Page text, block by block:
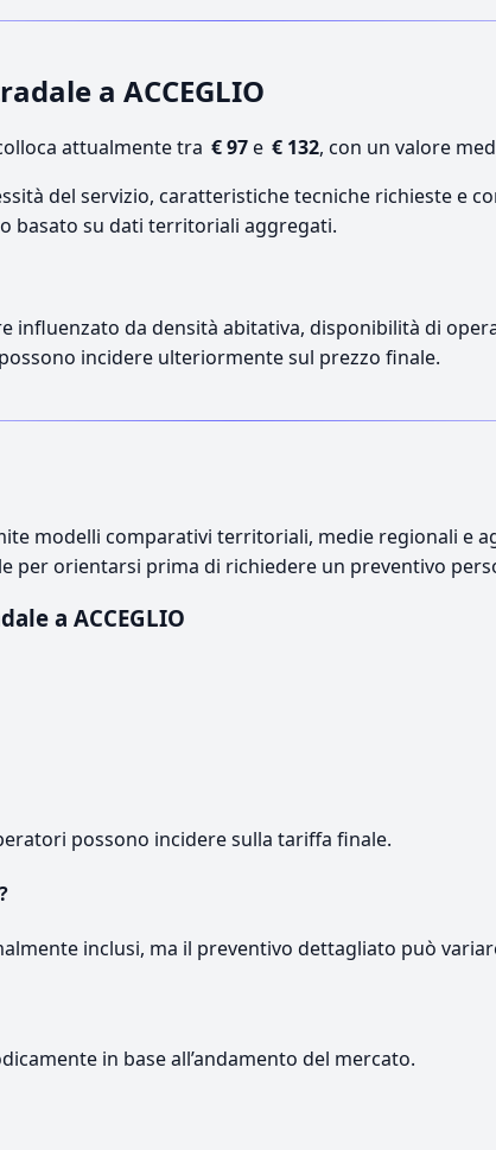
a ACCEGLIO
attualmente tra € 97e € 132, con un valore
del servizio, caratteristiche tecniche richieste e
basato su dati territoriali aggregati.
influenzato da densità abitativa, disponibilità di
incidere ulteriormente sul prezzo finale.
modelli comparativi territoriali, medie regionali e
per orientarsi prima di richiedere un preventivo
a ACCEGLIO
possono incidere sulla tariffa finale.
inclusi, ma il preventivo dettagliato può
in base all’andamento del mercato.